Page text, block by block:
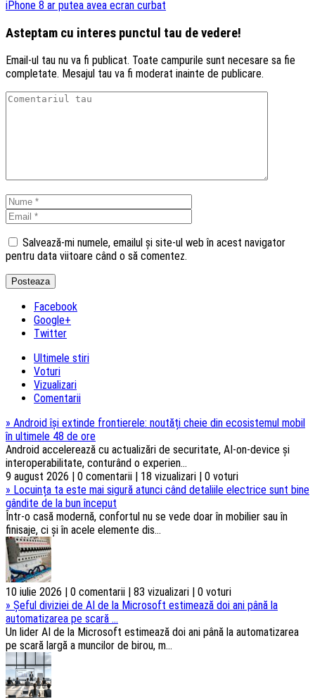
iPhone 8 ar putea avea ecran curbat
Asteptam cu interes punctul tau de vedere!
Email-ul tau nu va fi publicat. Toate campurile sunt necesare sa fie
completate. Mesajul tau va fi moderat inainte de publicare.
Salvează-mi numele, emailul și site-ul web în acest navigator
pentru data viitoare când o să comentez.
Facebook
Google+
Twitter
Ultimele stiri
Voturi
Vizualizari
Comentarii
» Android își extinde frontierele: noutăți cheie din ecosistemul mobil
în ultimele 48 de ore
Android accelerează cu actualizări de securitate, AI-on-device și
interoperabilitate, conturând o experien...
9 august 2026 | 0 comentarii | 18 vizualizari | 0 voturi
» Locuința ta este mai sigură atunci când detaliile electrice sunt bine
gândite de la bun început
Într-o casă modernă, confortul nu se vede doar în mobilier sau în
finisaje, ci și în acele elemente dis...
10 iulie 2026 | 0 comentarii | 83 vizualizari | 0 voturi
» Șeful diviziei de AI de la Microsoft estimează doi ani până la
automatizarea pe scară ...
Un lider AI de la Microsoft estimează doi ani până la automatizarea
pe scară largă a muncilor de birou, m...